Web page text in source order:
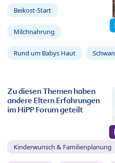
Beikost-Start
Milchnahrung
Rund um Babys Haut
Zu diesen Themen haben
andere Eltern Erfahrungen
im HiPP Forum geteilt
Kinderwunsch & Familienplanung